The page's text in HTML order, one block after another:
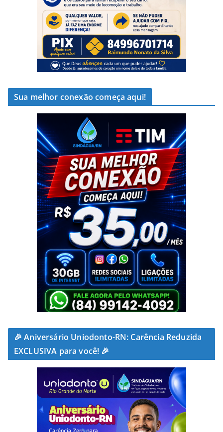
Sua melhor conexão começa aqui!
🎉 Aniversário Uniodonto-RN: Carência Reduzida
EXCLUSIVA para você! 🎉